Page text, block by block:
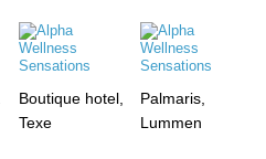
Boutique hotel,
Texe
Palmaris,
Lummen